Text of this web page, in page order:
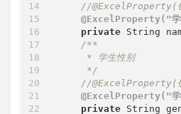
//
@ExcelProperty("学
private String
/**
     * 学生性别
     */
//
@ExcelProperty("学
private String